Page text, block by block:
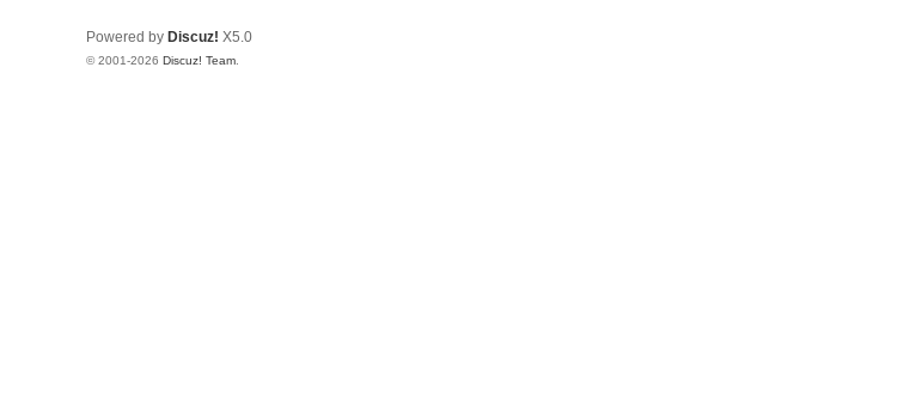
Powered by Discuz! X5.0
© 2001-2026 Discuz! Team